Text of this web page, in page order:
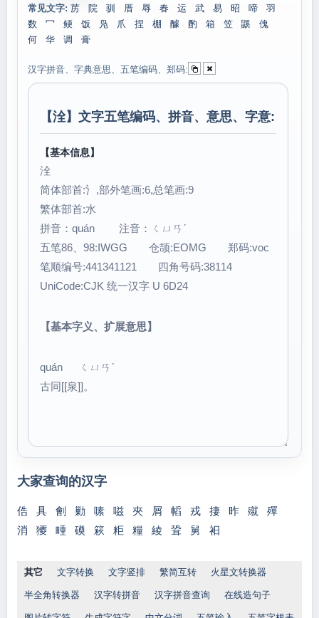
常见文字: 苈 院 驯 厝 辱 春 运 武 易 昭 啼
羽
数
冖 鲠 饭 凫 爪 捏 棚 醵 酌 箱 笠 鼷
傀
何
华 调 膏
汉字拼音、字典意思、五笔编码、郑码:
【洤】文字五笔编码、拼音、意思、字意:
【基本信息】
洤
简体部首:氵,部外笔画:6,总笔画:9
繁体部首:水
拼音：quán 注音：ㄑㄩㄢˊ
五笔86、98:IWGG 仓颉:EOMG 郑码:voc
笔顺编号:441341121 四角号码:38114
UniCode:CJK 统一汉字 U 6D24
【基本字义、扩展意思】
quán ㄑㄩㄢˊ
古同[[泉]]。
大家查询的汉字
俈 具 劊 勦 嗉 嗞 夾 屑 幍 戎 捿 昨 殧
殫
消
獿 畽 磸 篍 粔 糧 綾 聓 舅 衵
其它 文字转换 文字竖排 繁简互转 火星文转换器
半全角转换器 汉字转拼音 汉字拼音查询 在线造句子